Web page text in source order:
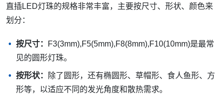
直插LED灯珠的规格非常丰富，主要按尺寸、形状、颜色来
划分：
按尺寸：
F3(3mm),F5(5mm),F8(8mm),F10(10mm)是最常
见的圆形灯珠。
按形状：
除了圆形，还有椭圆形、草帽形、食人鱼形、方
形等，以适应不同的发光角度和散热需求。